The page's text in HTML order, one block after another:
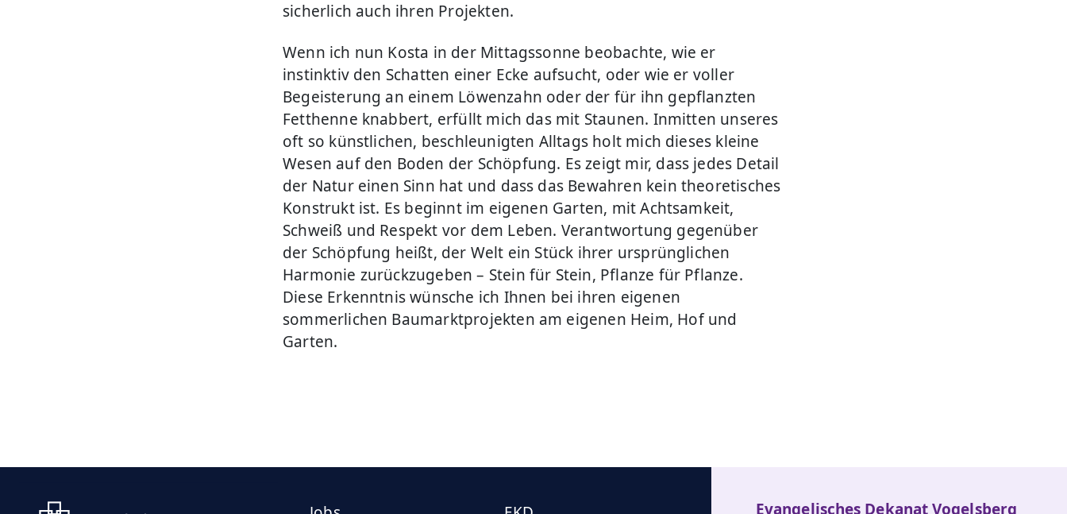
sicherlich auch ihren Projekten.
Wenn ich nun Kosta in der Mittagssonne beobachte, wie er
instinktiv den Schatten einer Ecke aufsucht, oder wie er voller
Begeisterung an einem Löwenzahn oder der für ihn gepflanzten
Fetthenne knabbert, erfüllt mich das mit Staunen. Inmitten unseres
oft so künstlichen, beschleunigten Alltags holt mich dieses kleine
Wesen auf den Boden der Schöpfung. Es zeigt mir, dass jedes Detail
der Natur einen Sinn hat und dass das Bewahren kein theoretisches
Konstrukt ist. Es beginnt im eigenen Garten, mit Achtsamkeit,
Schweiß und Respekt vor dem Leben. Verantwortung gegenüber
der Schöpfung heißt, der Welt ein Stück ihrer ursprünglichen
Harmonie zurückzugeben – Stein für Stein, Pflanze für Pflanze.
Diese Erkenntnis wünsche ich Ihnen bei ihren eigenen
sommerlichen Baumarktprojekten am eigenen Heim, Hof und
Garten.
Evangelisches Dekanat Vogelsberg